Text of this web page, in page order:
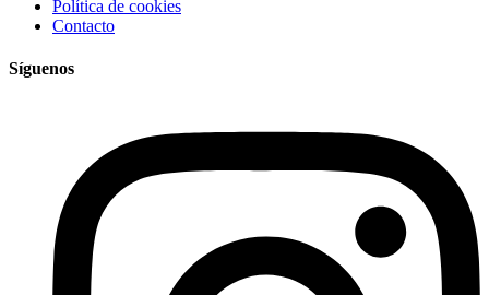
Política de cookies
Contacto
Síguenos